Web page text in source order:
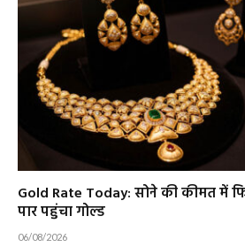
Gold Rate Today: सोने की कीमत में
पार पहुंचा गोल्ड
06/08/2026